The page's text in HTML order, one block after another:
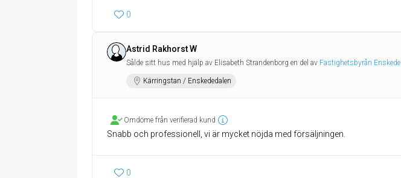
0
Astrid Rakhorst W
Sålde sitt hus med hjälp av Elisabeth Strandenborg en del av Fastighetsbyrån Enskede
Kärringstan / Enskededalen
Omdöme från verifierad kund
Snabb och professionell, vi är mycket nöjda med försäljningen.
0